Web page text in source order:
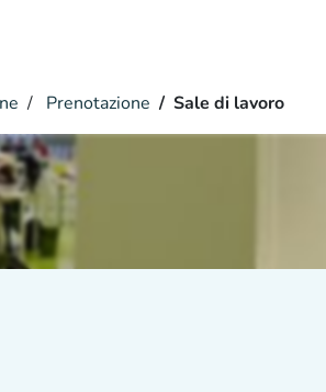
Prenotazione Sale di lavoro